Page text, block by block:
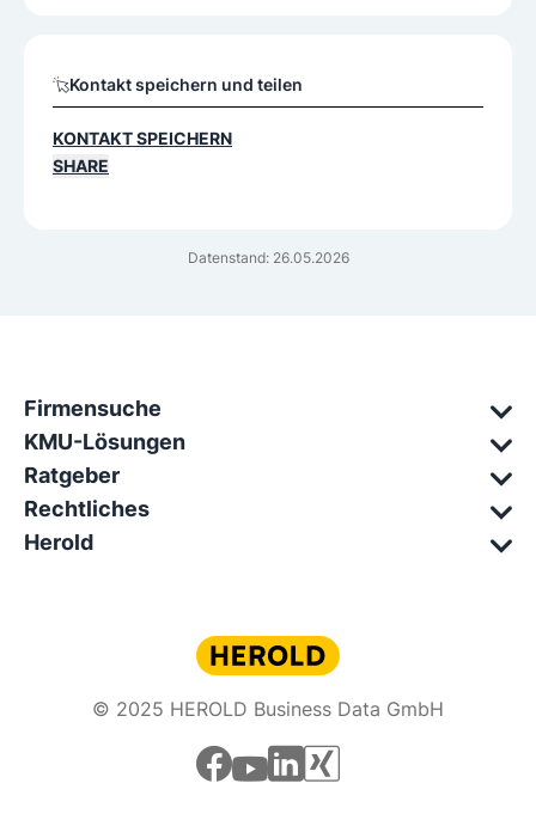
Datenstand: 26.05.2026
Kontakt speichern und teilen
KONTAKT SPEICHERN
SHARE
Firmensuche
KMU-Lösungen
Ratgeber
Rechtliches
Herold
© 2025 HEROLD Business Data GmbH